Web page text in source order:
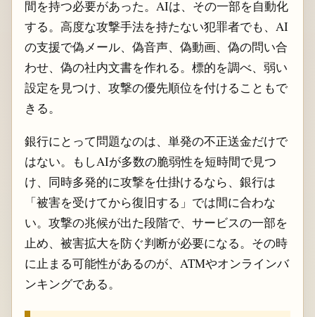
間を持つ必要があった。AIは、その一部を自動化
する。高度な攻撃手法を持たない犯罪者でも、AI
の支援で偽メール、偽音声、偽動画、偽の問い合
わせ、偽の社内文書を作れる。標的を調べ、弱い
設定を見つけ、攻撃の優先順位を付けることもで
きる。
銀行にとって問題なのは、単発の不正送金だけで
はない。もしAIが多数の脆弱性を短時間で見つ
け、同時多発的に攻撃を仕掛けるなら、銀行は
「被害を受けてから復旧する」では間に合わな
い。攻撃の兆候が出た段階で、サービスの一部を
止め、被害拡大を防ぐ判断が必要になる。その時
に止まる可能性があるのが、ATMやオンラインバ
ンキングである。